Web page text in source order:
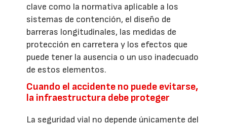
clave como la normativa aplicable a los
sistemas de contención, el diseño de
barreras longitudinales, las medidas de
protección en carretera y los efectos que
puede tener la ausencia o un uso inadecuado
de estos elementos.
Cuando el accidente no puede evitarse,
la infraestructura debe proteger
La seguridad vial no depende únicamente del